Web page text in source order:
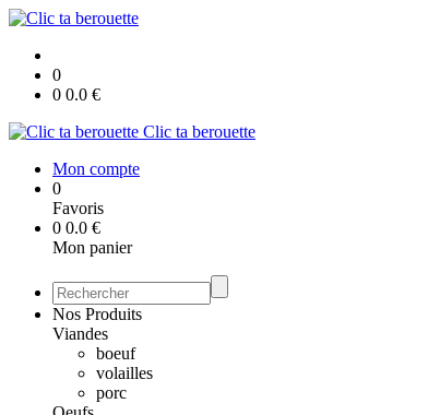
0
0 0.0 €
Clic ta berouette
Mon compte
0
Favoris
0 0.0 €
Mon panier
Nos Produits
Viandes
boeuf
volailles
porc